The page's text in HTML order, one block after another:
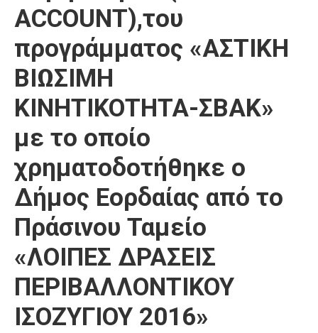
ACCOUNT),του
προγράμματος «ΑΣΤΙΚΗ
ΒΙΩΣΙΜΗ
ΚΙΝΗΤΙΚΟΤΗΤΑ-ΣΒΑΚ»
με το οποίο
χρηματοδοτήθηκε ο
Δήμος Εορδαίας από το
Πράσινου Ταμείο
«ΛΟΙΠΕΣ ΔΡΑΣΕΙΣ
ΠΕΡΙΒΑΛΛΟΝΤΙΚΟΥ
ΙΣΟΖΥΓΙΟΥ 2016»